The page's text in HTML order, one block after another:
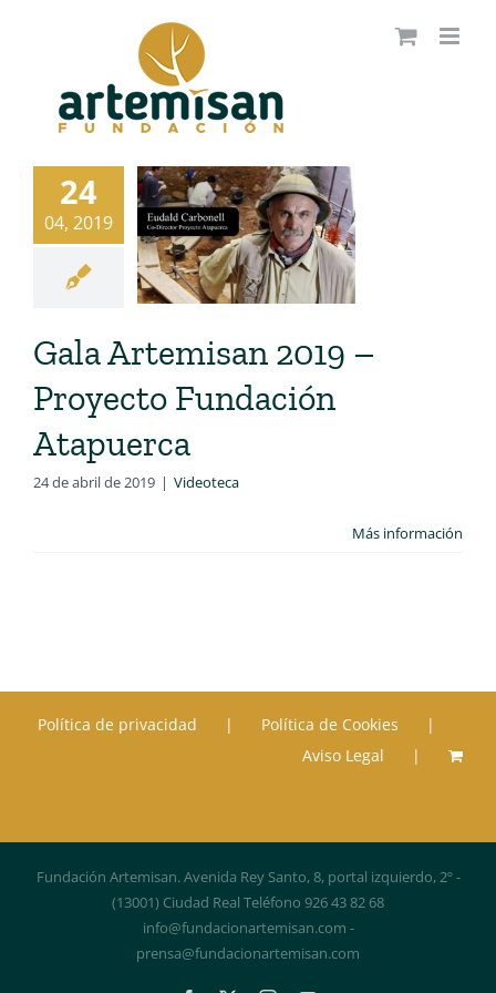
24
04, 2019
Gala Artemisan 2019 –
Proyecto Fundación
Atapuerca
24 de abril de 2019 | Videoteca
Más información
Política de privacidad
Política de Cookies
Aviso Legal
Fundación Artemisan. Avenida Rey Santo, 8, portal izquierdo, 2º -
(13001) Ciudad Real Teléfono 926 43 82 68
info@fundacionartemisan.com -
prensa@fundacionartemisan.com